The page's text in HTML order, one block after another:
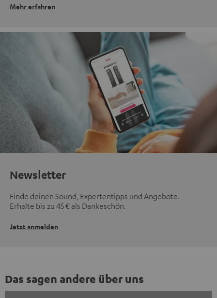
Mehr erfahren
Newsletter
Finde deinen Sound, Expertentipps und Angebote.
Erhalte bis zu 45 € als Dankeschön.
Jetzt anmelden
Das sagen andere über uns